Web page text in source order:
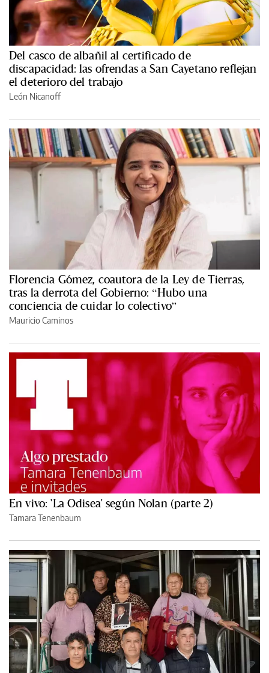
Del casco de albañil al certificado de
discapacidad: las ofrendas a San Cayetano reflejan
el deterioro del trabajo
León Nicanoff
Florencia Gómez, coautora de la Ley de Tierras,
tras la derrota del Gobierno: “Hubo una
conciencia de cuidar lo colectivo”
Mauricio Caminos
En vivo: 'La Odisea' según Nolan (parte 2)
Tamara Tenenbaum